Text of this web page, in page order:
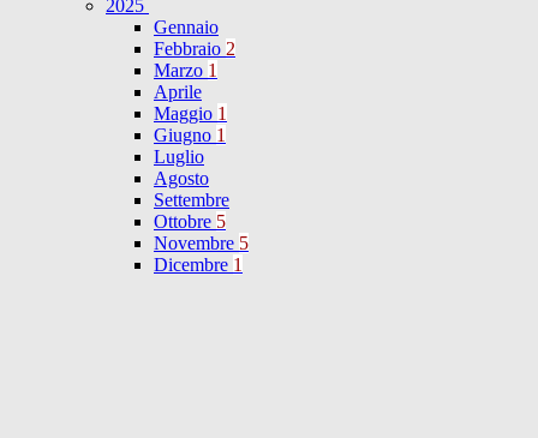
2025
Gennaio
Febbraio 2
Marzo 1
Aprile
Maggio 1
Giugno 1
Luglio
Agosto
Settembre
Ottobre 5
Novembre 5
Dicembre 1